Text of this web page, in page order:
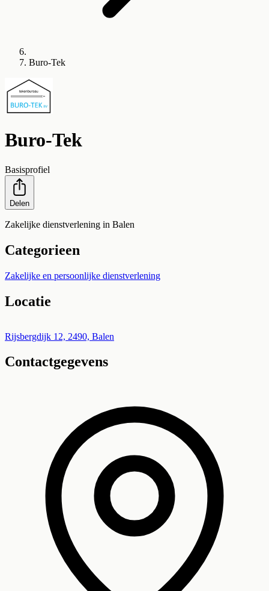
Buro-Tek
Buro-Tek
Basisprofiel
Delen
Zakelijke dienstverlening in Balen
Categorieen
Zakelijke en persoonlijke dienstverlening
Locatie
+
−
Rijsbergdijk 12, 2490, Balen
Contactgegevens